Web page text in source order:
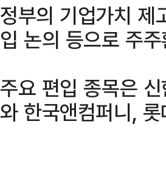
정부의 기업가치 제
입 논의 등으로 주
주요 편입 종목은
와 한국앤컴퍼니,